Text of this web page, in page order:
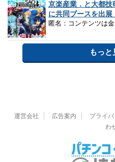
京楽産業．と大都技
に共同ブースを出
匿名：コンテンツは
もっと
運営会社 広告案内 プライ
わ